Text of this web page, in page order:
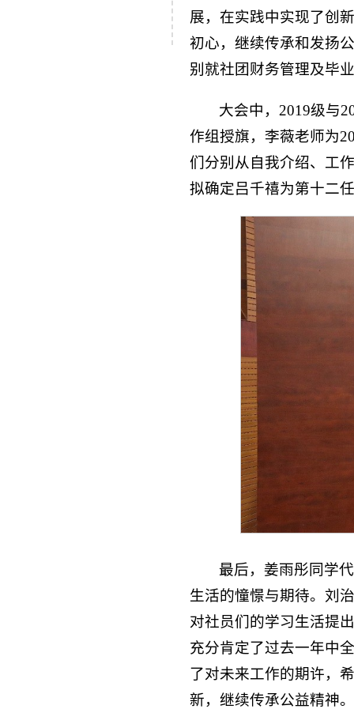
展，在实践中实现了创
初心，继续传承和发扬
别就社团财务管理及毕
大会中，2019级与
作组授旗，李薇老师为
们分别从自我介绍、工
拟确定吕千禧为第十二
最后，姜雨彤同学
生活的憧憬与期待。刘
对社员们的学习生活提
充分肯定了过去一年中
了对未来工作的期许，
新，继续传承公益精神